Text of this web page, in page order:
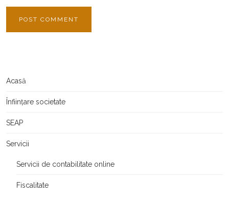
Acasă
Înființare societate
SEAP
Servicii
Servicii de contabilitate online
Fiscalitate